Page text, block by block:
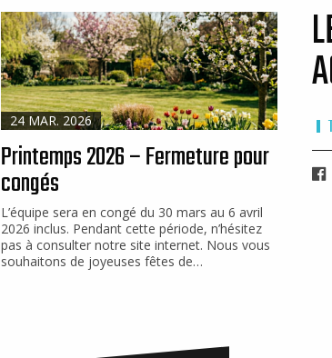
24 MAR. 2026
Printemps 2026 – Fermeture pour
congés
L’équipe sera en congé du 30 mars au 6 avril
2026 inclus. Pendant cette période, n’hésitez
pas à consulter notre site internet. Nous vous
souhaitons de joyeuses fêtes de…